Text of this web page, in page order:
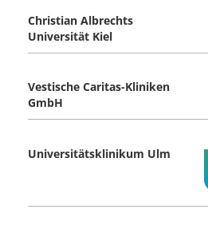
Christian Albrechts
Universität Kiel
Vestische Caritas-Kliniken
GmbH
Universitätsklinikum Ulm